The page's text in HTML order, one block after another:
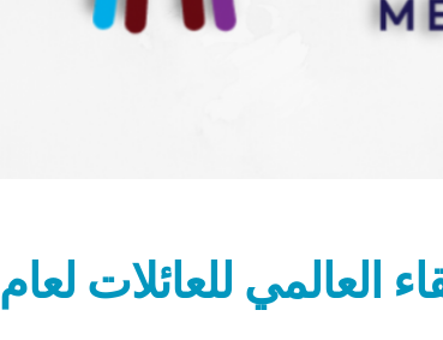
العالمي للعائلات لعام 2022؟